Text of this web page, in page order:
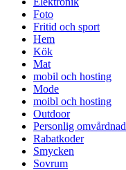
Foto
Fritid och sport
Hem
Kök
Mat
mobil och hosting
Mode
moibl och hosting
Outdoor
Personlig omvårdnad
Rabatkoder
Smycken
Sovrum